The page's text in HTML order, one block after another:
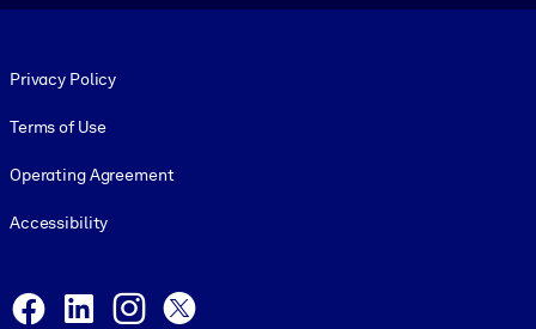
Privacy Policy
Terms of Use
Operating Agreement
Accessibility
Facebook
LinkedInInstagram